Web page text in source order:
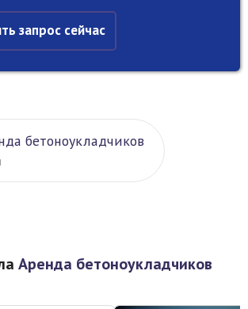
запрос сейчас
бетоноукладчиков
Аренда бетоноукладчиков